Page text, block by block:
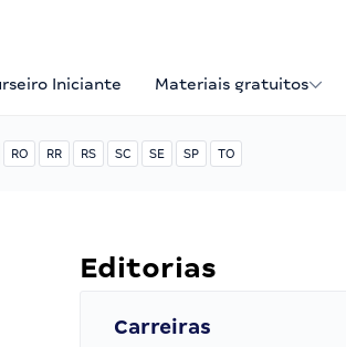
Iniciante Materiais gratuitos
RO RR RS SC SE SP TO
Editorias
Carreiras